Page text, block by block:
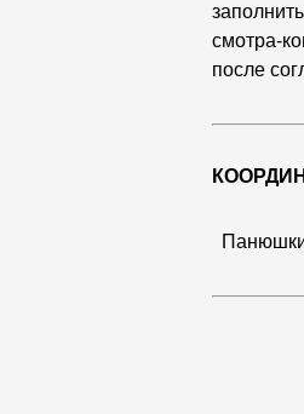
смотра-
после